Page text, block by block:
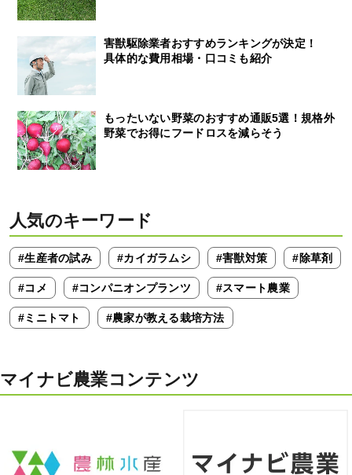
害獣駆除業者おすすめランキングが決定！
具体的な費用相場・口コミも紹介
もったいない野菜のおすすめ通販5選！規格外
野菜でお得にフードロスを減らそう
人気のキーワード
#生産者の試み #カイガラムシ #害獣対策 #除草剤
#コメ #コンパニオンプランツ #スマート農業
#ミニトマト #農家が教える栽培方法
マイナビ農業コンテンツ